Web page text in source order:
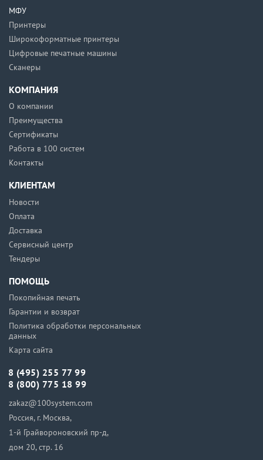
МФУ
Принтеры
Широкоформатные принтеры
Цифровые печатные машины
Сканеры
КОМПАНИЯ
О компании
Преимущества
Сертификаты
Работа в 100 систем
Контакты
КЛИЕНТАМ
Новости
Оплата
Доставка
Сервисный центр
Тендеры
ПОМОЩЬ
Покопийная печать
Гарантии и возврат
Политика обработки персональных
данных
Карта сайта
8 (495) 255 77 99
8 (800) 775 18 99
zakaz@100system.com
Россия, г. Москва,
1-й Грайвороновский пр-д,
дом 20, стр. 16